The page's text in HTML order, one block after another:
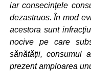
iar consecinţele
dezastruos. În mod
acestora sunt
nocive pe care
sănătăţii, consumul
prezent amploarea